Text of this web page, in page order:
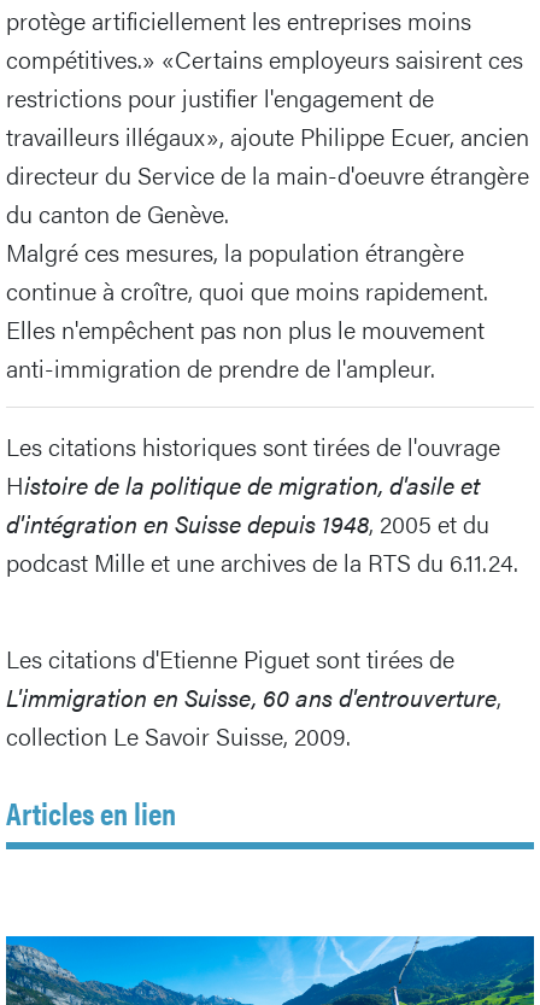
protège artificiellement les entreprises moins
compétitives.» «Certains employeurs saisirent ces
restrictions pour justifier l'engagement de
travailleurs illégaux», ajoute Philippe Ecuer, ancien
directeur du Service de la main-d'oeuvre étrangère
du canton de Genève.
Malgré ces mesures, la population étrangère
continue à croître, quoi que moins rapidement.
Elles n'empêchent pas non plus le mouvement
anti-immigration de prendre de l'ampleur.
Les citations historiques sont tirées de l'ouvrage
Histoire de la politique de migration, d'asile et
d'intégration en Suisse depuis 1948, 2005 et du
podcast Mille et une archives de la RTS du 6.11.24.
Les citations d'Etienne Piguet sont tirées de
L'immigration en Suisse, 60 ans d'entrouverture,
collection Le Savoir Suisse, 2009.
Articles en lien